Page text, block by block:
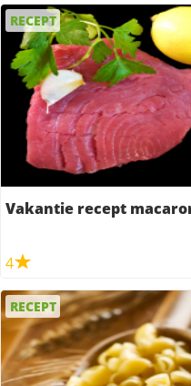
RECEPT
Vakantie recept
4
RECEPT